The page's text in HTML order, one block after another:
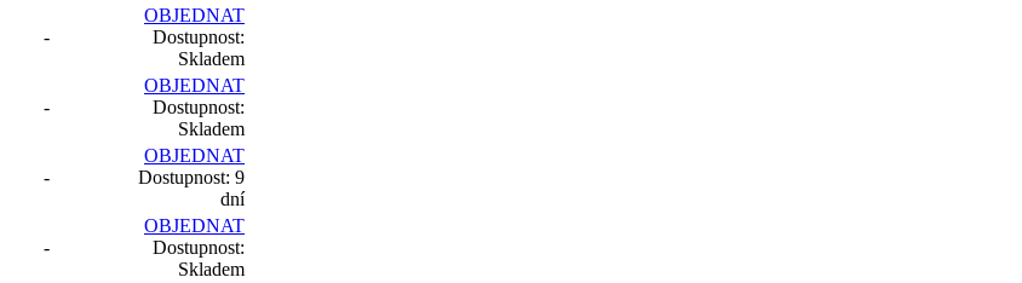
-
OBJEDNAT
Dostupnost:
Skladem
-
OBJEDNAT
Dostupnost:
Skladem
-
OBJEDNAT
Dostupnost: 9
dní
-
OBJEDNAT
Dostupnost:
Skladem